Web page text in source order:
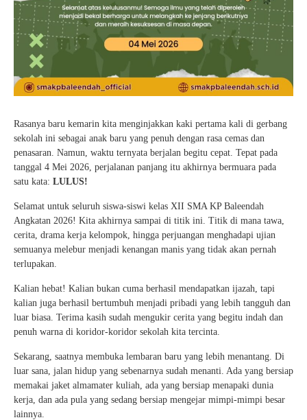
Rasanya baru kemarin kita menginjakkan kaki pertama kali di gerbang
sekolah ini sebagai anak baru yang penuh dengan rasa cemas dan
penasaran. Namun, waktu ternyata berjalan begitu cepat. Tepat pada
tanggal 4 Mei 2026, perjalanan panjang itu akhirnya bermuara pada
satu kata: LULUS!
Selamat untuk seluruh siswa-siswi kelas XII SMA KP Baleendah
Angkatan 2026! Kita akhirnya sampai di titik ini. Titik di mana tawa,
cerita, drama kerja kelompok, hingga perjuangan menghadapi ujian
semuanya melebur menjadi kenangan manis yang tidak akan pernah
terlupakan.
Kalian hebat! Kalian bukan cuma berhasil mendapatkan ijazah, tapi
kalian juga berhasil bertumbuh menjadi pribadi yang lebih tangguh dan
luar biasa. Terima kasih sudah mengukir cerita yang begitu indah dan
penuh warna di koridor-koridor sekolah kita tercinta.
Sekarang, saatnya membuka lembaran baru yang lebih menantang. Di
luar sana, jalan hidup yang sebenarnya sudah menanti. Ada yang bersiap
memakai jaket almamater kuliah, ada yang bersiap menapaki dunia
kerja, dan ada pula yang sedang bersiap mengejar mimpi-mimpi besar
lainnya.